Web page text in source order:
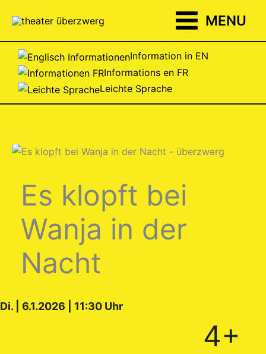
Inhalt
springen
MENU
Information in EN
Informations en FR
Leichte Sprache
Es klopft bei
Wanja in der
Nacht
Di. | 6.1.2026 | 11:30 Uhr
4+